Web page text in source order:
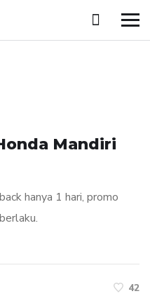
Mandiri
hanya 1 hari, promo
42